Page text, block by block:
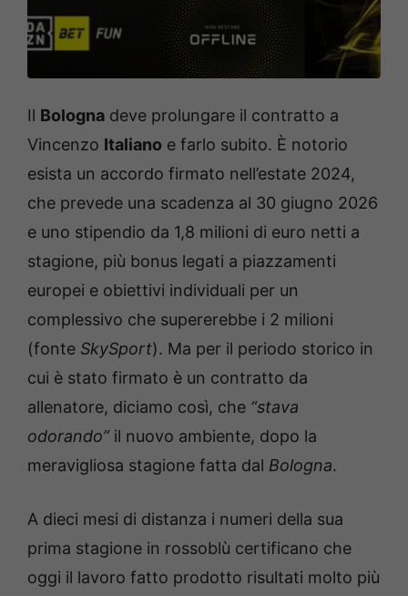
Il Bologna deve prolungare il contratto a
Vincenzo Italiano e farlo subito. È notorio
esista un accordo firmato nell’estate 2024,
che prevede una scadenza al 30 giugno 2026
e uno stipendio da 1,8 milioni di euro netti a
stagione, più bonus legati a piazzamenti
europei e obiettivi individuali per un
complessivo che supererebbe i 2 milioni
(fonte SkySport). Ma per il periodo storico in
cui è stato firmato è un contratto da
allenatore, diciamo così, che “stava
odorando” il nuovo ambiente, dopo la
meravigliosa stagione fatta dal Bologna.
A dieci mesi di distanza i numeri della sua
prima stagione in rossoblù certificano che
oggi il lavoro fatto prodotto risultati molto più